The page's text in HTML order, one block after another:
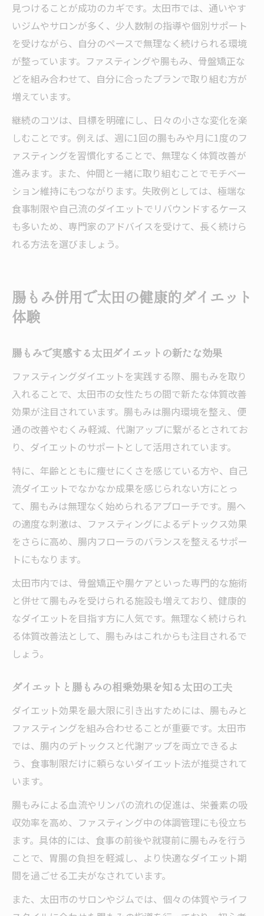
見つけることが成功のカギです。太田市では、通いやす
いジムやサロンが多く、少人数制の指導や個別サポート
を受けながら、自分のペースで無理なく続けられる環境
が整っています。ファスティングや腸もみ、骨盤矯正な
どを組み合わせて、自分に合ったプランで取り組む方が
増えています。
継続のコツは、目標を明確にし、日々の小さな変化を楽
しむことです。例えば、週に1回の腸もみや月に1度のフ
ァスティングを習慣化することで、無理なく体質改善が
進みます。また、仲間と一緒に取り組むことでモチベー
ション維持にもつながります。失敗例としては、極端な
食事制限や自己流のダイエットでリバウンドするケース
も多いため、専門家のアドバイスを受けて、長く続けら
れる方法を選びましょう。
腸もみ併用で太田の健康的ダイエット
体験
腸もみで実感する太田ダイエットの新たな効果
ファスティングダイエットを実践する際、腸もみを取り
入れることで、太田市の女性たちの間で新たな体質改善
効果が注目されています。腸もみは腸内環境を整え、便
通の改善やむくみ軽減、代謝アップに繋がるとされてお
り、ダイエットのサポートとして活用されています。
特に、年齢とともに痩せにくさを感じている方や、自己
流ダイエットでなかなか成果を感じられない方にとっ
て、腸もみは無理なく始められるアプローチです。腸へ
の適度な刺激は、ファスティングによるデトックス効果
をさらに高め、腸内フローラのバランスを整えるサポー
トにもなります。
太田市内では、骨盤矯正や腸ケアといった専門的な施術
と併せて腸もみを受けられる施設も増えており、健康的
なダイエットを目指す方に人気です。無理なく続けられ
る体質改善法として、腸もみはこれからも注目されるで
しょう。
ダイエットと腸もみの相乗効果を知る太田の工夫
ダイエット効果を最大限に引き出すためには、腸もみと
ファスティングを組み合わせることが重要です。太田市
では、腸内のデトックスと代謝アップを両立できるよ
う、食事制限だけに頼らないダイエット法が推奨されて
います。
腸もみによる血流やリンパの流れの促進は、栄養素の吸
収効率を高め、ファスティング中の体調管理にも役立ち
ます。具体的には、食事の前後や就寝前に腸もみを行う
ことで、胃腸の負担を軽減し、より快適なダイエット期
間を過ごせる工夫がなされています。
また、太田市のサロンやジムでは、個々の体質やライフ